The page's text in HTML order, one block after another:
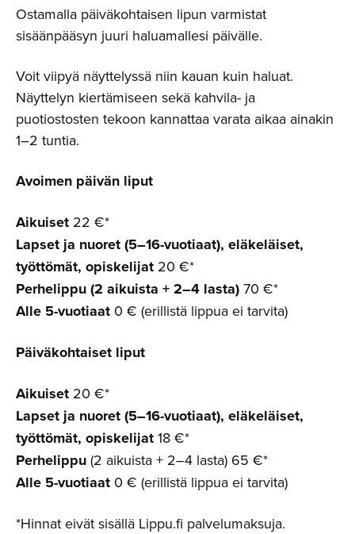
Ostamalla päiväkohtaisen lipun varmistat
sisäänpääsyn juuri haluamallesi päivälle.
Voit viipyä näyttelyssä niin kauan kuin haluat.
Näyttelyn kiertämiseen sekä kahvila- ja
puotiostosten tekoon kannattaa varata aikaa ainakin
1–2 tuntia.
Avoimen päivän liput
Aikuiset 22 €*
Lapset ja nuoret (5–16-vuotiaat), eläkeläiset,
työttömät, opiskelijat 20 €*
Perhelippu (2 aikuista + 2–4 lasta) 70 €*
Alle 5-vuotiaat 0 € (erillistä lippua ei tarvita)
Päiväkoh­taiset liput
Aikuiset 20 €*
Lapset ja nuoret (5–16-vuotiaat), eläkeläiset,
työttömät, opiskelijat 18 €*
Perhelippu (2 aikuista + 2–4 lasta) 65 €*
Alle 5-vuotiaat 0 € (erillistä lippua ei tarvita)
*Hinnat eivät sisällä Lippu.fi palvelumaksuja.